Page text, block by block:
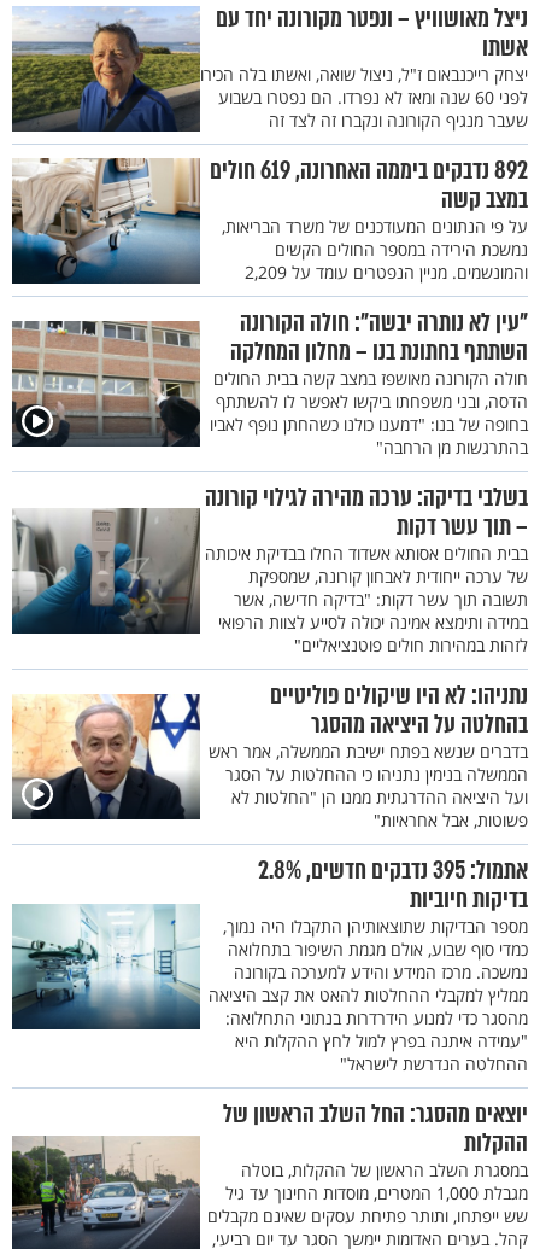
ניצל מאושוויץ – ונפטר מקורונה יחד עם
אשתו
יצחק רייכנבאום ז"ל, ניצול שואה, ואשתו בלה הכירו
לפני 60 שנה ומאז לא נפרדו. הם נפטרו בשבוע
שעבר מנגיף הקורונה ונקברו זה לצד זה
892 נדבקים ביממה האחרונה, 619 חולים
במצב קשה
על פי הנתונים המעודכנים של משרד הבריאות,
נמשכת הירידה במספר החולים הקשים
והמונשמים. מניין הנפטרים עומד על 2,209
"עין לא נותרה יבשה": חולה הקורונה
השתתף בחתונת בנו – מחלון המחלקה
חולה הקורונה מאושפז במצב קשה בבית החולים
הדסה, ובני משפחתו ביקשו לאפשר לו להשתתף
בחופה של בנו: "דמענו כולנו כשהחתן נופף לאביו
בהתרגשות מן הרחבה"
בשלבי בדיקה: ערכה מהירה לגילוי קורונה
– תוך עשר דקות
בבית החולים אסותא אשדוד החלו בבדיקת איכותה
של ערכה ייחודית לאבחון קורונה, שמספקת
תשובה תוך עשר דקות: "בדיקה חדישה, אשר
במידה ותימצא אמינה יכולה לסייע לצוות הרפואי
לזהות במהירות חולים פוטנציאליים"
נתניהו: לא היו שיקולים פוליטיים
בהחלטה על היציאה מהסגר
בדברים שנשא בפתח ישיבת הממשלה, אמר ראש
הממשלה בנימין נתניהו כי ההחלטות על הסגר
ועל היציאה ההדרגתית ממנו הן "החלטות לא
פשוטות, אבל אחראיות"
אתמול: 395 נדבקים חדשים, 2.8%
בדיקות חיוביות
מספר הבדיקות שתוצאותיהן התקבלו היה נמוך,
כמדי סוף שבוע, אולם מגמת השיפור בתחלואה
נמשכה. מרכז המידע והידע למערכה בקורונה
ממליץ למקבלי ההחלטות להאט את קצב היציאה
מהסגר כדי למנוע הידרדרות בנתוני התחלואה:
"עמידה איתנה בפרץ למול לחץ ההקלות היא
ההחלטה הנדרשת לישראל"
יוצאים מהסגר: החל השלב הראשון של
ההקלות
במסגרת השלב הראשון של ההקלות, בוטלה
מגבלת 1,000 המטרים, מוסדות החינוך עד גיל
שש ייפתחו, ותותר פתיחת עסקים שאינם מקבלים
קהל. בערים האדומות יימשך הסגר עד יום רביעי,